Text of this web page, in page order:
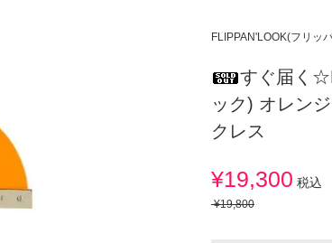
FLIPPAN'LOOK(フリッ
すぐ届く
ック) オレン
クレス
¥19,300 税込
¥19,800